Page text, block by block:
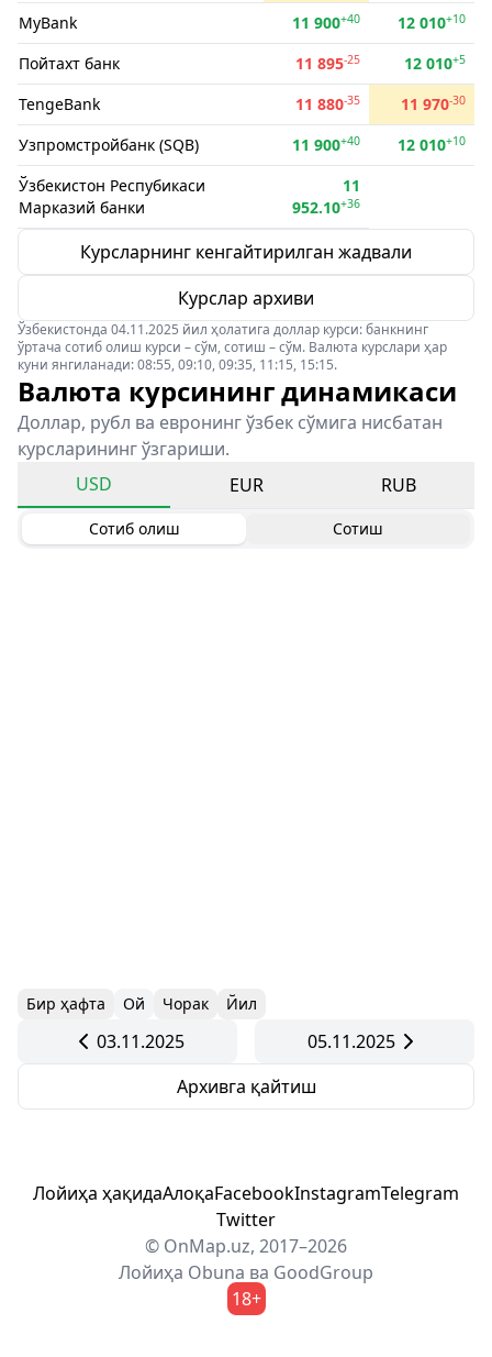
MyBank
11 900+40 12 010+10
Пойтахт банк 11 895-25 12 010+5
TengeBank 11 880-35 11 970-30
Узпромстройбанк (SQB) 11 900+40 12 010+10
Ўзбекистон Респубикаси
Марказий банки
11
952.10+36
Курсларнинг кенгайтирилган жадвали
Курслар архиви
Ўзбекистонда 04.11.2025 йил ҳолатига доллар курси: банкнинг
ўртача сотиб олиш курси – сўм, сотиш – сўм. Валюта курслари ҳар
куни янгиланади: 08:55, 09:10, 09:35, 11:15, 15:15.
Валюта курсининг динамикаси
Доллар, рубл ва евронинг ўзбек сўмига нисбатан
курсларининг ўзгариши.
USD
EUR RUB
Сотиб олиш Сотиш
Бир ҳафта Ой Чорак Йил
03.11.2025
05.11.2025
Архивга қайтиш
Лойиҳа ҳақидаАлоқаFacebookInstagramTelegram
Twitter
© OnMap.uz, 2017–2026
Лойиҳа Obuna ва GoodGroup
18+